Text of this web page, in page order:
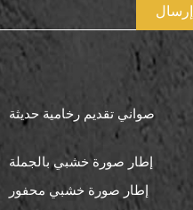
إرسال
صواني تقديم رخامية حديثة
إطار صورة خشبي بالجملة
إطار صورة خشبي محفور